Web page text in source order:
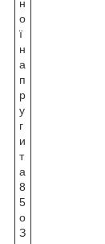
н
о
ї
н
а
п
р
у
г
и
т
а
8
5
о
З